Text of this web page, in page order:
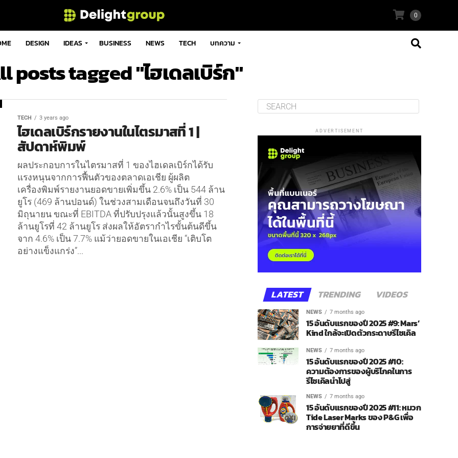
0
DESIGN IDEAS BUSINESS NEWS TECH บทความ
posts tagged "ไฮเดลเบิร์ก"
TECH 3 years ago
ไฮเดลเบิร์กรายงานในไตรมาสที่ 1 |
สัปดาห์พิมพ์
ผลประกอบการในไตรมาสที่ 1 ของไฮเดลเบิร์กได้รับ
แรงหนุนจากการฟื้นตัวของตลาดเอเชีย ผู้ผลิต
เครื่องพิมพ์รายงานยอดขายเพิ่มขึ้น 2.6% เป็น 544 ล้าน
ยูโร (469 ล้านปอนด์) ในช่วงสามเดือนจนถึงวันที่ 30
มิถุนายน ขณะที่ EBITDA ที่ปรับปรุงแล้วนั้นสูงขึ้น 18
ล้านยูโรที่ 42 ล้านยูโร ส่งผลให้อัตรากำไรขั้นต้นดีขึ้น
จาก 4.6% เป็น 7.7% แม้ว่ายอดขายในเอเชีย “เติบโต
อย่างแข็งแกร่ง”...
ADVERTISEMENT
LATEST TRENDING VIDEOS
NEWS 7 months ago
15 อันดับแรกของปี 2025 #9: Mars’
Kind ใกล้จะเปิดตัวกระดาษรีไซเคิล
NEWS 7 months ago
15 อันดับแรกของปี 2025 #10:
ความต้องการของผู้บริโภคในการ
รีไซเคิลนำไปสู่
NEWS 7 months ago
15 อันดับแรกของปี 2025 #11: หมวก
Tide Laser Marks ของ P&G เพื่อ
การจ่ายยาที่ดีขึ้น